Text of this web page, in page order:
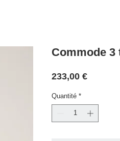
Commode 3
233,00 €Prix
Quantité *